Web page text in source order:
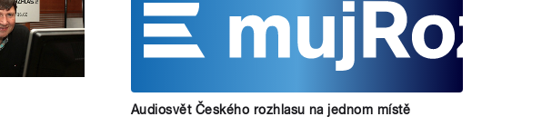
Audiosvět Českého rozhlasu na jednom místě